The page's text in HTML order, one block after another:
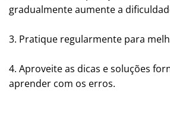
gradualmente aumente a
3. Pratique regularmente para
4. Aproveite as dicas e soluções
aprender com os erros.